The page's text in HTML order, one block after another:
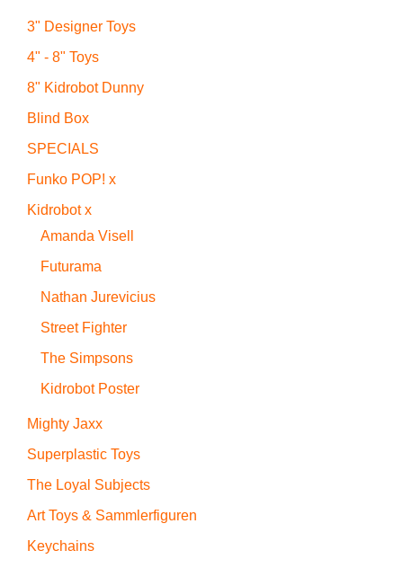
3" Designer Toys
4" - 8" Toys
8" Kidrobot Dunny
Blind Box
SPECIALS
Funko POP! x
Kidrobot x
Amanda Visell
Futurama
Nathan Jurevicius
Street Fighter
The Simpsons
Kidrobot Poster
Mighty Jaxx
Superplastic Toys
The Loyal Subjects
Art Toys & Sammlerfiguren
Keychains